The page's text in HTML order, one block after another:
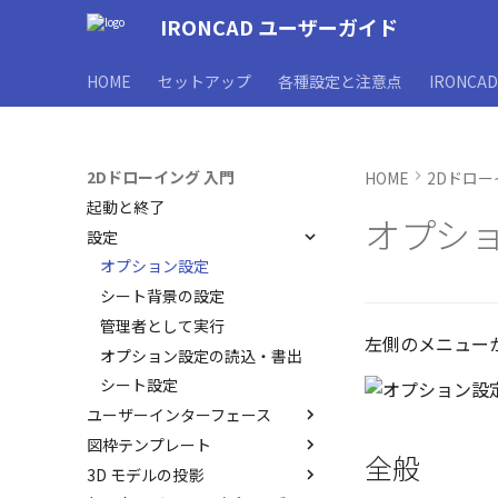
IRONCAD ユーザーガイド
HOME セットアップ 各種設定と注意点
2Dドローイング 入門
起動と終了
設定
オプション設定
シート背景の設定
管理者として実行
オプション設定の読込・書出
シート設定
ユーザーインターフェース
ユーザーインターフェースと各
部名称
図枠テンプレート
図枠テンプレートの保存
3D モデルの投影
HOME 2Dドロ
オプシ
左側のメニュー
全般